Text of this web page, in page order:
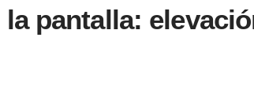
pantalla: